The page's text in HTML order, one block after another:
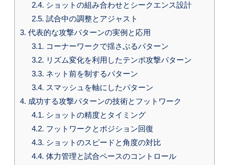
2.4. ショットの組み合わせとシークエンス設計
2.5. 試合中の調整とアジャスト
3. 代表的な攻撃パターンの実例と応用
3.1. コーナーワークで揺さぶるパターン
3.2. リズム変化を利用したテンポ攻撃パターン
3.3. ネット前を制するパターン
3.4. スマッシュを軸にしたパターン
4. 成功する攻撃パターンの技術とフットワーク
4.1. ショットの精度とタイミング
4.2. フットワークとポジション回復
4.3. ショットのスピードと角度の対比
4.4. 体力管理と試合ペースのコントロール